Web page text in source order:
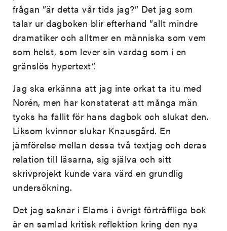
frågan ”är detta vår tids jag?” Det jag som
talar ur dagboken blir efterhand ”allt mindre
dramatiker och alltmer en människa som vem
som helst, som lever sin vardag som i en
gränslös hypertext”.
Jag ska erkänna att jag inte orkat ta itu med
Norén, men har konstaterat att många män
tycks ha fallit för hans dagbok och slukat den.
Liksom kvinnor slukar Knausgård. En
jämförelse mellan dessa två textjag och deras
relation till läsarna, sig själva och sitt
skrivprojekt kunde vara värd en grundlig
undersökning.
Det jag saknar i Elams i övrigt förträffliga bok
är en samlad kritisk reflektion kring den nya